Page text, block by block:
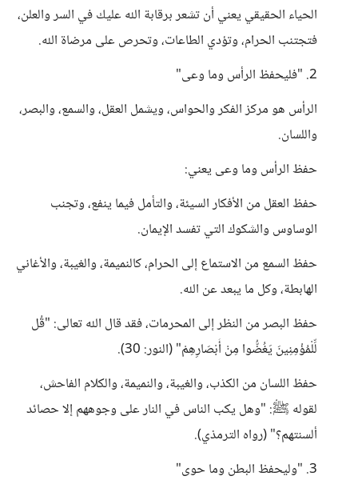
الحياء الحقيقي يعني أن تشعر برقابة الله عليك في السر والعلن،
فتجتنب الحرام، وتؤدي الطاعات، وتحرص على مرضاة الله.
2. "فليحفظ الرأس وما وعى"
الرأس هو مركز الفكر والحواس، ويشمل العقل، والسمع، والبصر،
واللسان.
حفظ الرأس وما وعى يعني:
حفظ العقل من الأفكار السيئة، والتأمل فيما ينفع، وتجنب
الوساوس والشكوك التي تفسد الإيمان.
حفظ السمع من الاستماع إلى الحرام، كالنميمة، والغيبة، والأغاني
الهابطة، وكل ما يبعد عن الله.
حفظ البصر من النظر إلى المحرمات، فقد قال الله تعالى: "قُل
لِّلْمُؤْمِنِينَ يَغُضُّوا مِنْ أَبْصَارِهِمْ" (النور: 30).
حفظ اللسان من الكذب، والغيبة، والنميمة، والكلام الفاحش،
لقوله ﷺ: "وهل يكب الناس في النار على وجوههم إلا حصائد
ألسنتهم؟" (رواه الترمذي).
3. "وليحفظ البطن وما حوى"